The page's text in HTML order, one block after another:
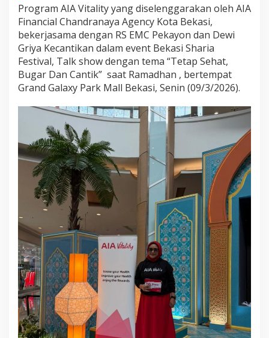
Program AIA Vitality yang diselenggarakan oleh AIA
Financial Chandranaya Agency Kota Bekasi,
bekerjasama dengan RS EMC Pekayon dan Dewi
Griya Kecantikan dalam event Bekasi Sharia
Festival, Talk show dengan tema “Tetap Sehat,
Bugar Dan Cantik” saat Ramadhan , bertempat
Grand Galaxy Park Mall Bekasi, Senin (09/3/2026).